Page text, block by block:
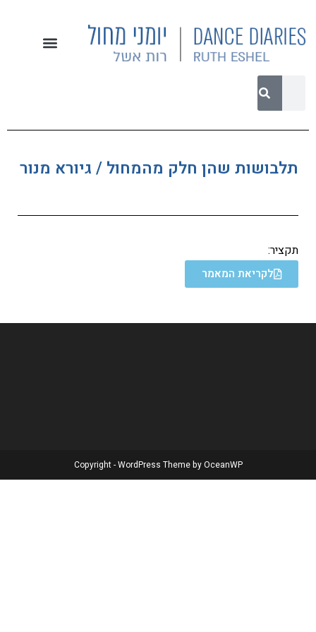
תלבושות שהן חלק מהמחול / גיורא מנור
תקציר:
לקריאת המאמר
Copyright - WordPress Theme by OceanWP